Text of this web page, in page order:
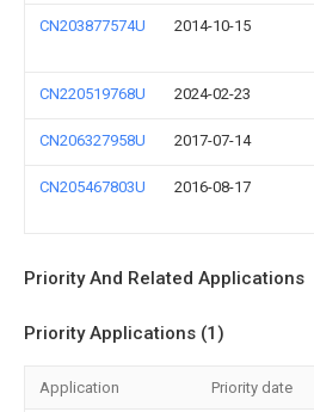
CN203877574U 2014-10-15
CN220519768U 2024-02-23
CN206327958U 2017-07-14
CN205467803U 2016-08-17
Priority And Related Applications
Priority Applications (1)
Application Priority date